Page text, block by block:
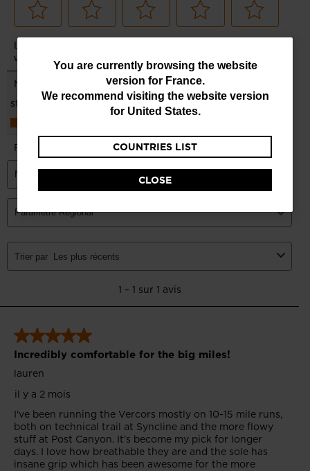
You
are
website
version
for
We
recommend
website
version
for
United
States.
You are currently browsing the website
version for France.
We recommend visiting the website version
for United States.
COUNTRIES LIST
CLOSE